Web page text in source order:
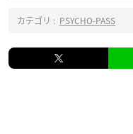
カテゴリ : PSYCHO-PASS